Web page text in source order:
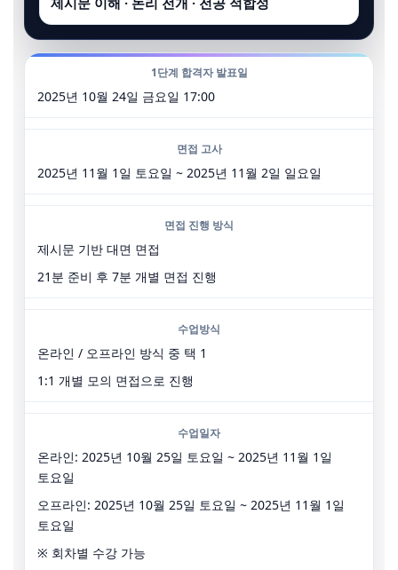
1단계 합격자 발표일
2025년 10월 24일 금요일 17:00
면접 고사
2025년 11월 1일 토요일 ~ 2025년 11월 2일 일요일
면접 진행 방식
제시문 기반 대면 면접
21분 준비 후 7분 개별 면접 진행
수업방식
온라인 / 오프라인 방식 중 택 1
1:1 개별 모의 면접으로 진행
수업일자
온라인: 2025년 10월 25일 토요일 ~ 2025년 11월 1일
토요일
오프라인: 2025년 10월 25일 토요일 ~ 2025년 11월 1일
토요일
※ 회차별 수강 가능